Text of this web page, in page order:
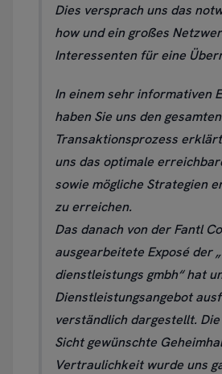
Dies versprach uns das
how und ein großes
Interessenten für eine
In einem sehr informativen
haben Sie uns den gesamten
Transaktionsprozess
uns das optimale
sowie mögliche Strategien
zu erreichen.
Das danach von der Fantl
ausgearbeitete Exposé der
dienstleistungs gmbh“ hat
Dienstleistungsangebot
verständlich dargestellt.
Sicht gewünschte
Vertraulichkeit wurde uns